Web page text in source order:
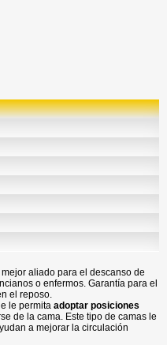
aliado para el descanso de
o enfermos. Garantía para el
el reposo.
le permita adoptar posiciones
de la cama. Este tipo de camas le
a mejorar la circulación